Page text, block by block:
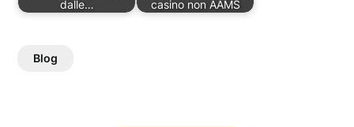
dalle…
casino non AAMS
Blog